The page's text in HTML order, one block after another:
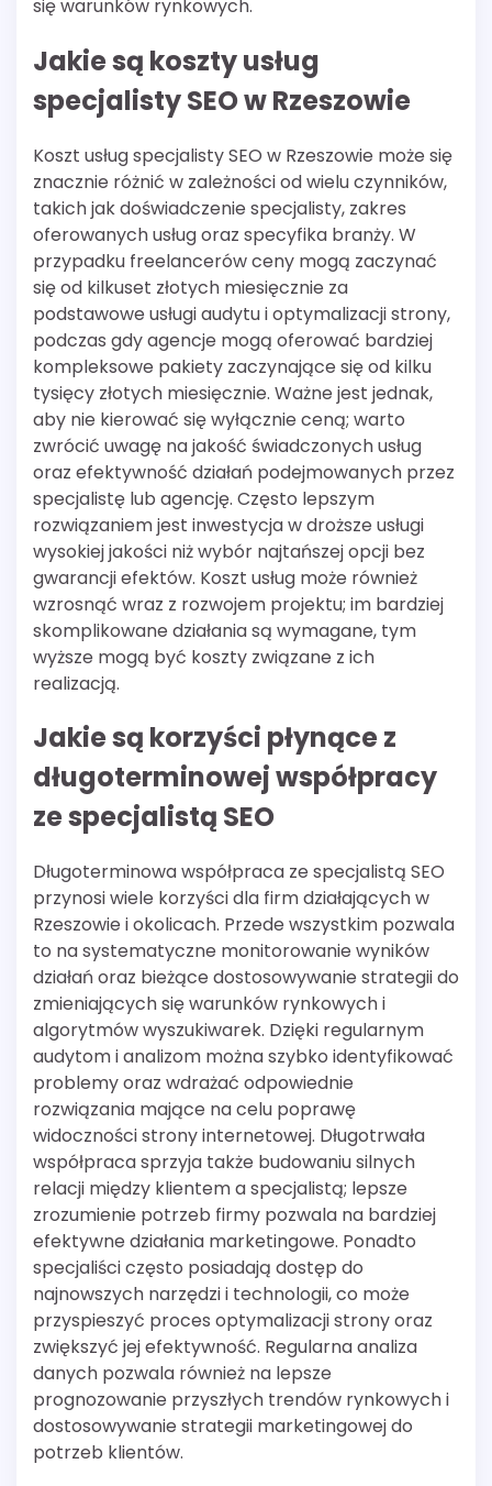
się warunków rynkowych.
Jakie są koszty usług
specjalisty SEO w Rzeszowie
Koszt usług specjalisty SEO w Rzeszowie może się
znacznie różnić w zależności od wielu czynników,
takich jak doświadczenie specjalisty, zakres
oferowanych usług oraz specyfika branży. W
przypadku freelancerów ceny mogą zaczynać
się od kilkuset złotych miesięcznie za
podstawowe usługi audytu i optymalizacji strony,
podczas gdy agencje mogą oferować bardziej
kompleksowe pakiety zaczynające się od kilku
tysięcy złotych miesięcznie. Ważne jest jednak,
aby nie kierować się wyłącznie ceną; warto
zwrócić uwagę na jakość świadczonych usług
oraz efektywność działań podejmowanych przez
specjalistę lub agencję. Często lepszym
rozwiązaniem jest inwestycja w droższe usługi
wysokiej jakości niż wybór najtańszej opcji bez
gwarancji efektów. Koszt usług może również
wzrosnąć wraz z rozwojem projektu; im bardziej
skomplikowane działania są wymagane, tym
wyższe mogą być koszty związane z ich
realizacją.
Jakie są korzyści płynące z
długoterminowej współpracy
ze specjalistą SEO
Długoterminowa współpraca ze specjalistą SEO
przynosi wiele korzyści dla firm działających w
Rzeszowie i okolicach. Przede wszystkim pozwala
to na systematyczne monitorowanie wyników
działań oraz bieżące dostosowywanie strategii do
zmieniających się warunków rynkowych i
algorytmów wyszukiwarek. Dzięki regularnym
audytom i analizom można szybko identyfikować
problemy oraz wdrażać odpowiednie
rozwiązania mające na celu poprawę
widoczności strony internetowej. Długotrwała
współpraca sprzyja także budowaniu silnych
relacji między klientem a specjalistą; lepsze
zrozumienie potrzeb firmy pozwala na bardziej
efektywne działania marketingowe. Ponadto
specjaliści często posiadają dostęp do
najnowszych narzędzi i technologii, co może
przyspieszyć proces optymalizacji strony oraz
zwiększyć jej efektywność. Regularna analiza
danych pozwala również na lepsze
prognozowanie przyszłych trendów rynkowych i
dostosowywanie strategii marketingowej do
potrzeb klientów.